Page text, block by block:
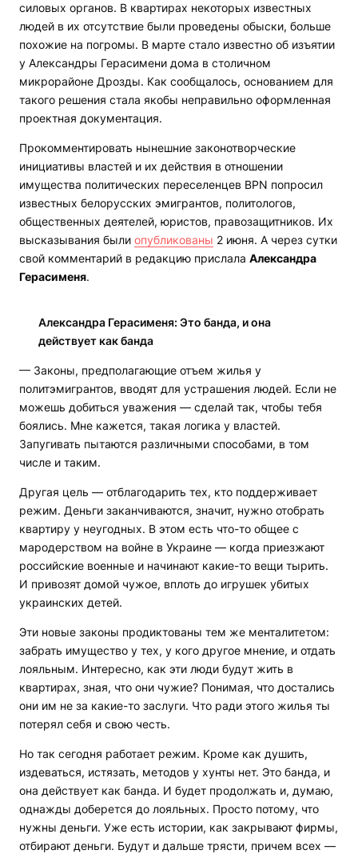
силовых органов. В квартирах некоторых известных
людей в их отсутствие были проведены обыски, больше
похожие на погромы. В марте стало известно об изъятии
у Александры Герасимени дома в столичном
микрорайоне Дрозды. Как сообщалось, основанием для
такого решения стала якобы неправильно оформленная
проектная документация.
Прокомментировать нынешние законотворческие
инициативы властей и их действия в отношении
имущества политических переселенцев BPN попросил
известных белорусских эмигрантов, политологов,
общественных деятелей, юристов, правозащитников. Их
высказывания были опубликованы 2 июня. А через сутки
свой комментарий в редакцию прислала Александра
Герасименя.
Александра Герасименя: Это банда, и она
действует как банда
— Законы, предполагающие отъем жилья у
политэмигрантов, вводят для устрашения людей. Если не
можешь добиться уважения — сделай так, чтобы тебя
боялись. Мне кажется, такая логика у властей.
Запугивать пытаются различными способами, в том
числе и таким.
Другая цель — отблагодарить тех, кто поддерживает
режим. Деньги заканчиваются, значит, нужно отобрать
квартиру у неугодных. В этом есть что-то общее с
мародерством на войне в Украине — когда приезжают
российские военные и начинают какие-то вещи тырить.
И привозят домой чужое, вплоть до игрушек убитых
украинских детей.
Эти новые законы продиктованы тем же менталитетом:
забрать имущество у тех, у кого другое мнение, и отдать
лояльным. Интересно, как эти люди будут жить в
квартирах, зная, что они чужие? Понимая, что достались
они им не за какие-то заслуги. Что ради этого жилья ты
потерял себя и свою честь.
Но так сегодня работает режим. Кроме как душить,
издеваться, истязать, методов у хунты нет. Это банда, и
она действует как банда. И будет продолжать и, думаю,
однажды доберется до лояльных. Просто потому, что
нужны деньги. Уже есть истории, как закрывают фирмы,
отбирают деньги. Будут и дальше трясти, причем всех —